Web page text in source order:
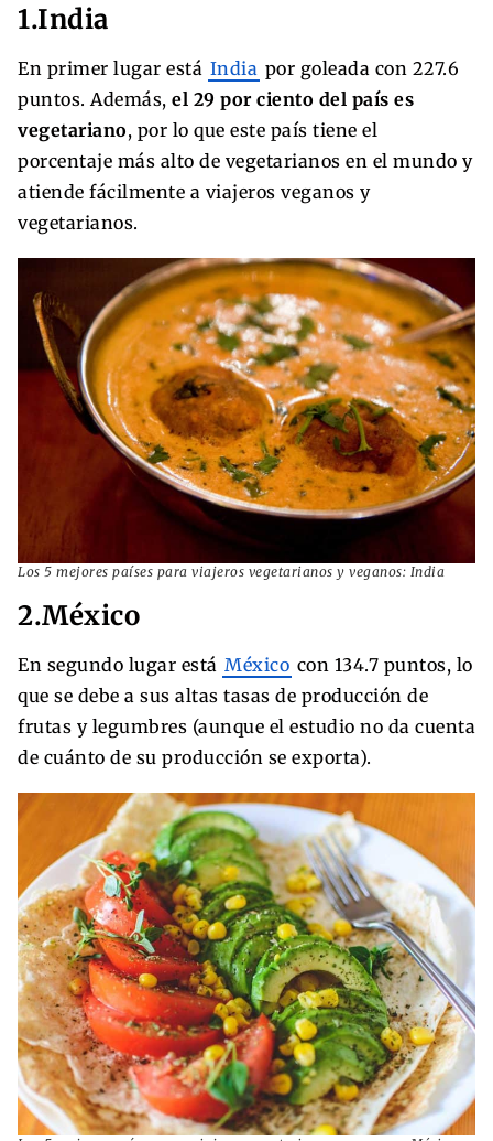
1.India
En primer lugar está India por goleada con 227.6
puntos. Además, el 29 por ciento del país es
vegetariano, por lo que este país tiene el
porcentaje más alto de vegetarianos en el mundo y
atiende fácilmente a viajeros veganos y
vegetarianos.
Los 5 mejores países para viajeros vegetarianos y veganos: India
2.México
En segundo lugar está México con 134.7 puntos, lo
que se debe a sus altas tasas de producción de
frutas y legumbres (aunque el estudio no da cuenta
de cuánto de su producción se exporta).